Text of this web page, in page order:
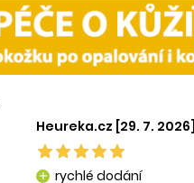
Heureka.cz [29. 7. 2026]
add rychlé dodání